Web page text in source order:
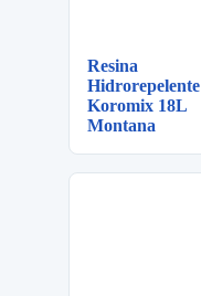
Resina
Hidrorepelente
Koromix 18L
Montana